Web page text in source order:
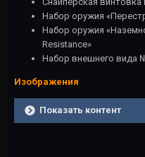
Набор оружия
Набор оружия
Resistance»
Набор внешнего вида
Изображения
Показать контент